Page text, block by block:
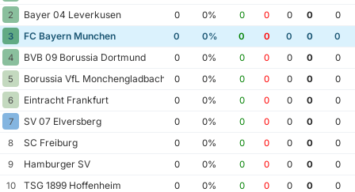
2
Bayer 04 Leverkusen 0 0% 0 0 0 0
0
3
FC Bayern Munchen 0 0% 0 0 0 0
0
4
BVB 09 Borussia Dortmund 0 0% 0 0 0 0
0
5
Borussia VfL Monchengladbach 0 0% 0 0 0 0
0
6
Eintracht Frankfurt 0 0% 0 0 0 0
0
7
SV 07 Elversberg 0 0% 0 0 0 0
0
8
SC Freiburg 0 0% 0 0 0 0
0
9
Hamburger SV 0 0% 0 0 0 0
0
10
TSG 1899 Hoffenheim 0 0% 0 0 0 0
0